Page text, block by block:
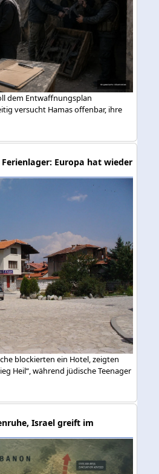
dem Entwaffnungsplan
versucht Hamas offenbar, ihre
Europa hat wieder
blockierten ein Hotel, zeigten
Heil“, während jüdische Teenager
Israel greift im